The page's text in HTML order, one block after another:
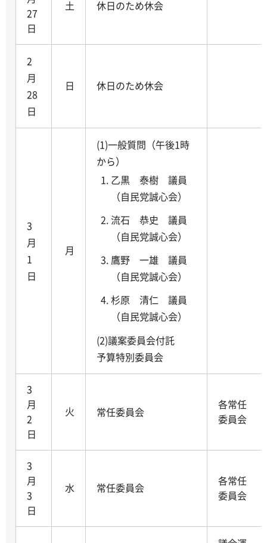
27
日
土 休日のため休会
2
月
28
日
日 休日のため休会
3
月
1
日
月
(1)一般質問（午後1時
から）
乙黒 泰樹 議員
（自民党誠心会）
流石 恭史 議員
（自民党誠心会）
鷹野 一雄 議員
（自民党誠心会）
杉原 清仁 議員
（自民党誠心会）
(2)議案委員会付託
予算特別委員会
3
月
2
日
火 常任委員会
各常任
委員会
3
月
3
日
水 常任委員会
各常任
委員会